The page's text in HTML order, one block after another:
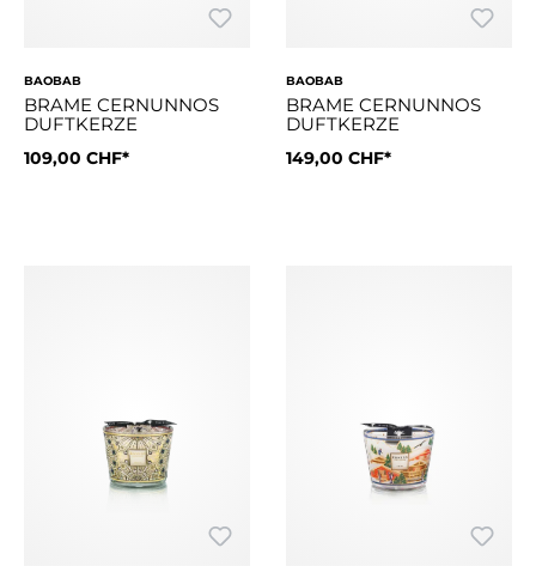
BAOBAB
BRAME CERNUNNOS
DUFTKERZE
Der aromatische Duft vermischt die Lebendigkeit von
109,00 CHF*
BAOBAB
BRAME CERNUNNOS
DUFTKERZE
Der aromatische Duft
149,00 CHF*